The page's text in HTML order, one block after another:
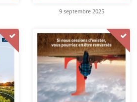
9 septembre 2025